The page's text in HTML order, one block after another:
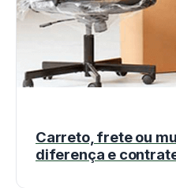
Carreto, frete ou
diferença e